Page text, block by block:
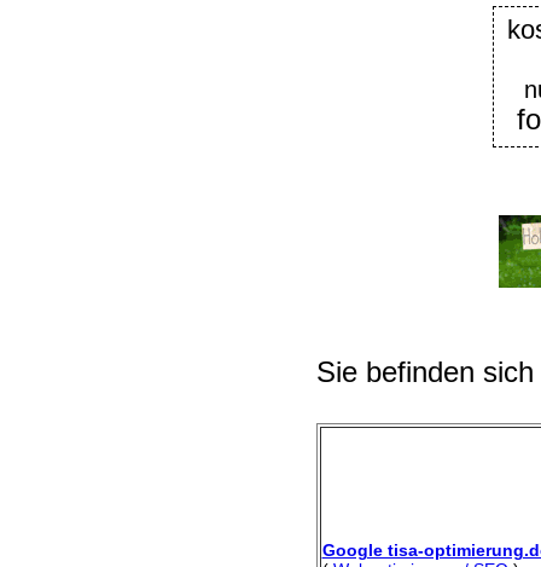
Sie befinden
Google tisa-